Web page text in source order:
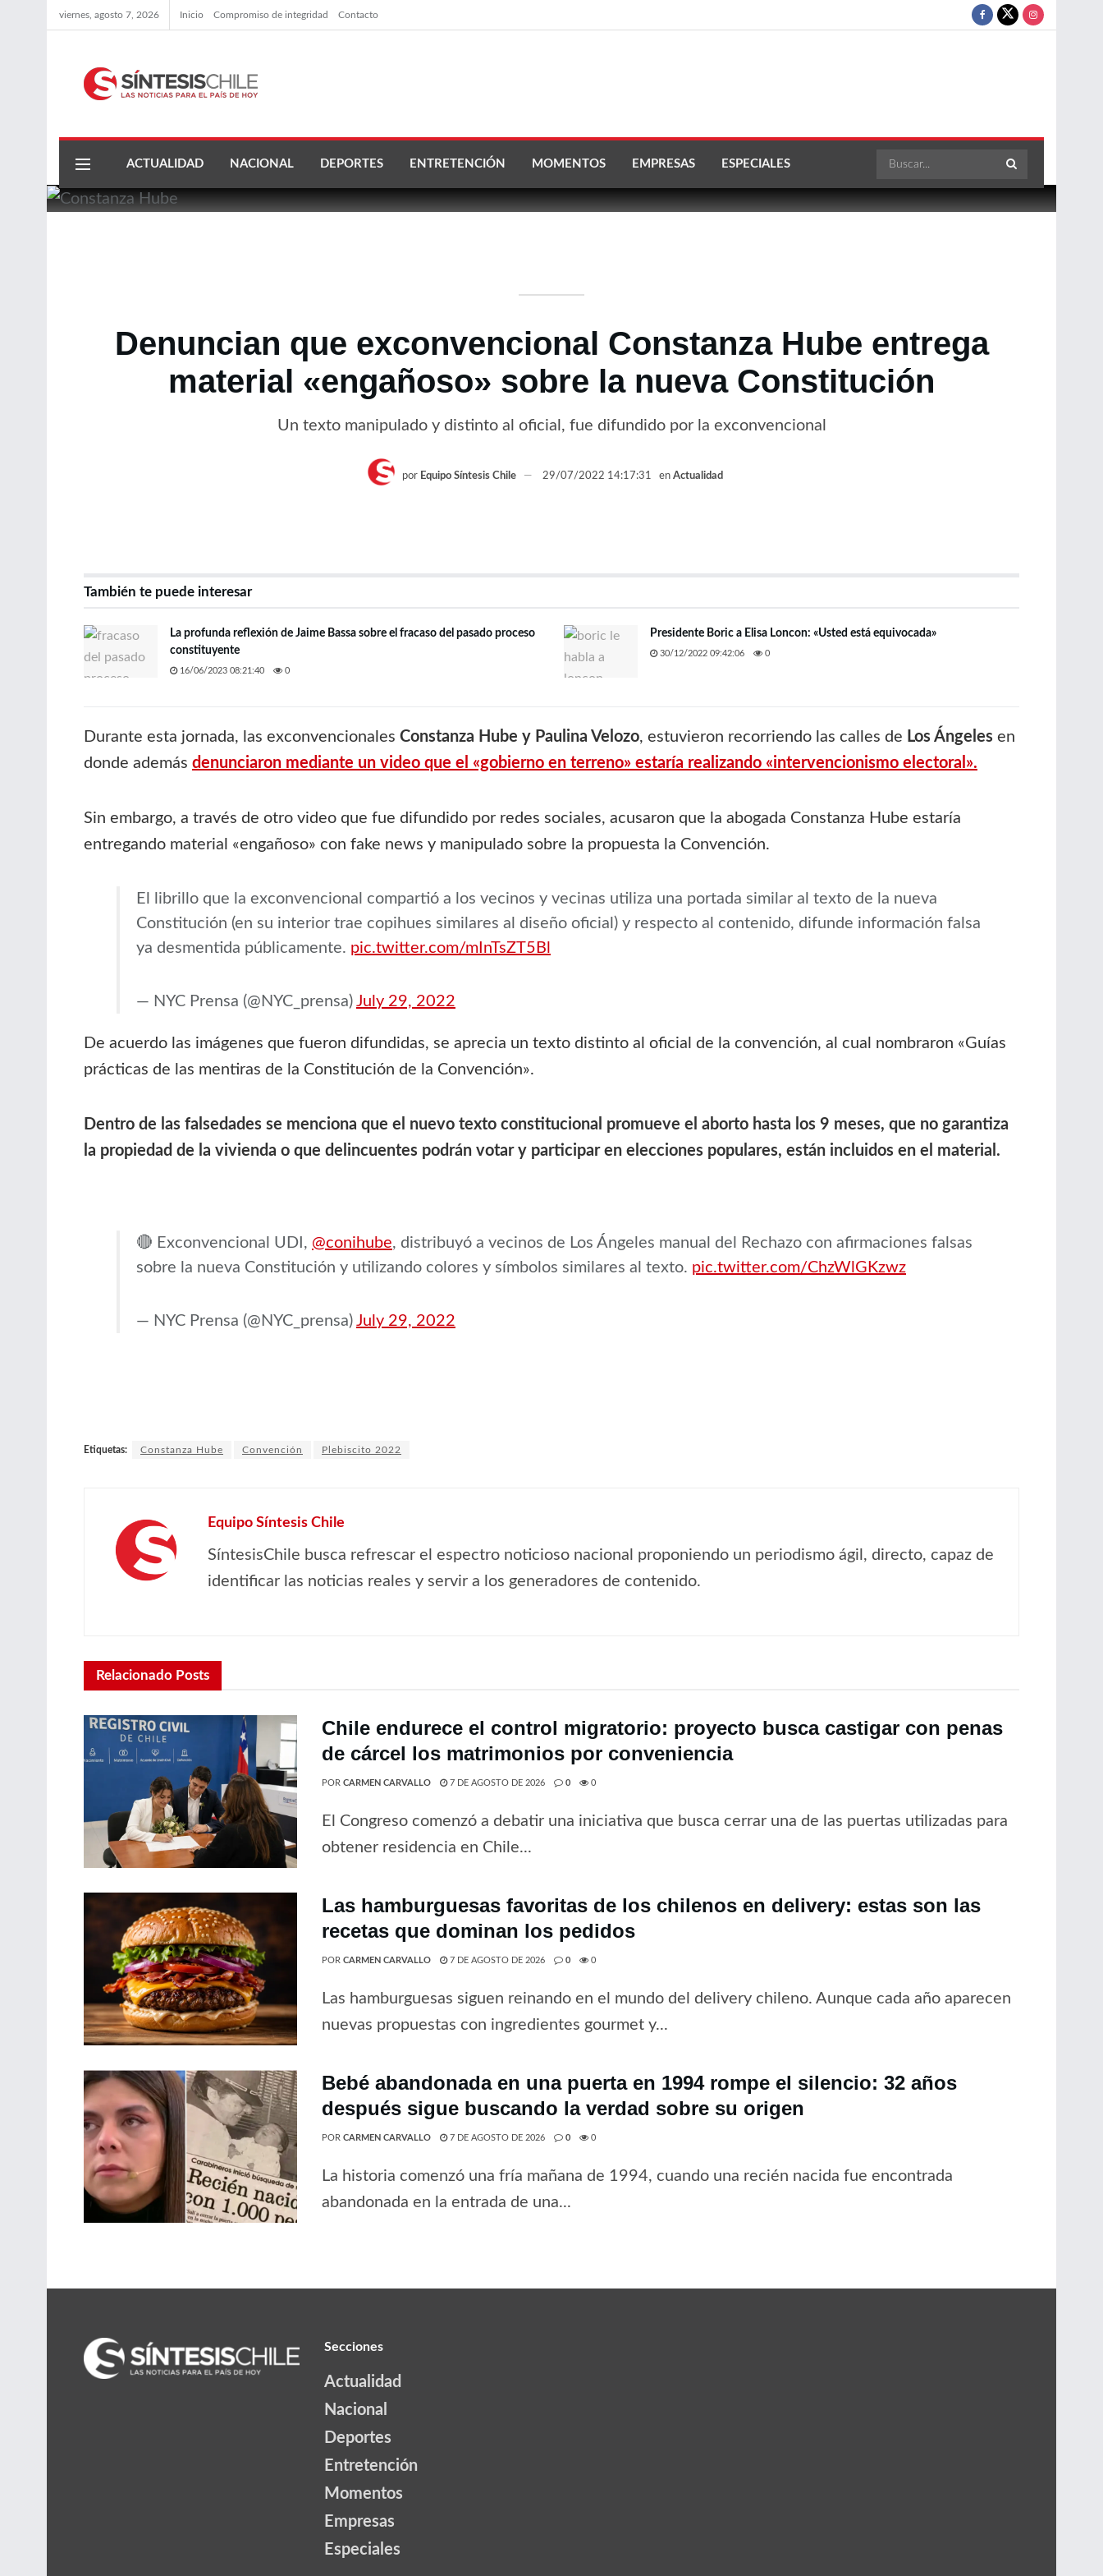
viernes, agosto 7, 2026 Inicio Compromiso de integridad Contacto
ACTUALIDAD NACIONAL DEPORTES ENTRETENCIÓN MOMENTOS EMPRESAS ESPECIALES
Denuncian que exconvencional Constanza Hube entrega
material «engañoso» sobre la nueva Constitución
Un texto manipulado y distinto al oficial, fue difundido por la exconvencional
por Equipo Síntesis Chile 29/07/2022 14:17:31 en Actualidad
También te puede interesar
La profunda reflexión de Jaime Bassa sobre el fracaso del pasado proceso
constituyente
16/06/2023 08:21:40 0
Presidente Boric a Elisa Loncon: «Usted está equivocada»
30/12/2022 09:42:06 0
Durante esta jornada, las exconvencionales Constanza Hube y Paulina Velozo, estuvieron recorriendo las calles de Los Ángeles en
donde además denunciaron mediante un video que el «gobierno en terreno» estaría realizando «intervencionismo electoral».
Sin embargo, a través de otro video que fue difundido por redes sociales, acusaron que la abogada Constanza Hube estaría
entregando material «engañoso» con fake news y manipulado sobre la propuesta la Convención.
El librillo que la exconvencional compartió a los vecinos y vecinas utiliza una portada similar al texto de la nueva
Constitución (en su interior trae copihues similares al diseño oficial) y respecto al contenido, difunde información falsa
ya desmentida públicamente. pic.twitter.com/mInTsZT5Bl
— NYC Prensa (@NYC_prensa) July 29, 2022
De acuerdo las imágenes que fueron difundidas, se aprecia un texto distinto al oficial de la convención, al cual nombraron «Guías
prácticas de las mentiras de la Constitución de la Convención».
Dentro de las falsedades se menciona que el nuevo texto constitucional promueve el aborto hasta los 9 meses, que no garantiza
la propiedad de la vivienda o que delincuentes podrán votar y participar en elecciones populares, están incluidos en el material.
🔴 Exconvencional UDI, @conihube, distribuyó a vecinos de Los Ángeles manual del Rechazo con afirmaciones falsas
sobre la nueva Constitución y utilizando colores y símbolos similares al texto. pic.twitter.com/ChzWlGKzwz
— NYC Prensa (@NYC_prensa) July 29, 2022
Etiquetas: Constanza Hube Convención Plebiscito 2022
Equipo Síntesis Chile
SíntesisChile busca refrescar el espectro noticioso nacional proponiendo un periodismo ágil, directo, capaz de
identificar las noticias reales y servir a los generadores de contenido.
Relacionado Posts
Chile endurece el control migratorio: proyecto busca castigar con penas
de cárcel los matrimonios por conveniencia
POR CARMEN CARVALLO 7 DE AGOSTO DE 2026 0 0
El Congreso comenzó a debatir una iniciativa que busca cerrar una de las puertas utilizadas para
obtener residencia en Chile...
Las hamburguesas favoritas de los chilenos en delivery: estas son las
recetas que dominan los pedidos
POR CARMEN CARVALLO 7 DE AGOSTO DE 2026 0 0
Las hamburguesas siguen reinando en el mundo del delivery chileno. Aunque cada año aparecen
nuevas propuestas con ingredientes gourmet y...
Bebé abandonada en una puerta en 1994 rompe el silencio: 32 años
después sigue buscando la verdad sobre su origen
POR CARMEN CARVALLO 7 DE AGOSTO DE 2026 0 0
La historia comenzó una fría mañana de 1994, cuando una recién nacida fue encontrada
abandonada en la entrada de una...
Secciones
Actualidad
Nacional
Deportes
Entretención
Momentos
Empresas
Especiales